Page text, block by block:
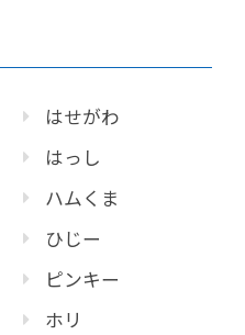
はせがわ
はっし
ハムくま
ひじー
ピンキー
ホリ